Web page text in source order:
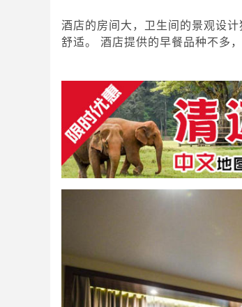
酒店的房间大，卫生间的景观设
舒适。 酒店提供的早餐品种不多，